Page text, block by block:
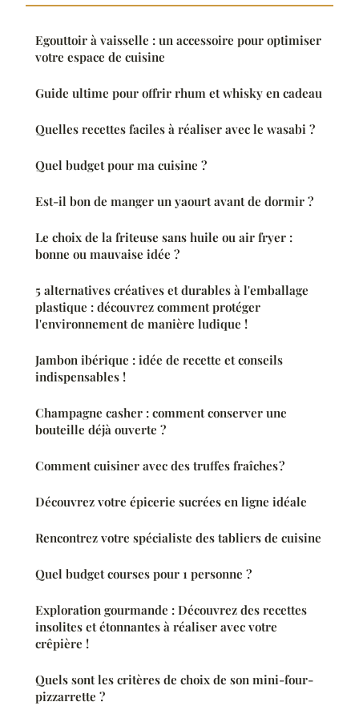
Egouttoir à vaisselle : un accessoire pour optimiser
votre espace de cuisine
Guide ultime pour offrir rhum et whisky en cadeau
Quelles recettes faciles à réaliser avec le wasabi ?
Quel budget pour ma cuisine ?
Est-il bon de manger un yaourt avant de dormir ?
Le choix de la friteuse sans huile ou air fryer :
bonne ou mauvaise idée ?
5 alternatives créatives et durables à l'emballage
plastique : découvrez comment protéger
l'environnement de manière ludique !
Jambon ibérique : idée de recette et conseils
indispensables !
Champagne casher : comment conserver une
bouteille déjà ouverte ?
Comment cuisiner avec des truffes fraîches ?
Découvrez votre épicerie sucrées en ligne idéale
Rencontrez votre spécialiste des tabliers de cuisine
Quel budget courses pour 1 personne ?
Exploration gourmande : Découvrez des recettes
insolites et étonnantes à réaliser avec votre
crêpière !
Quels sont les critères de choix de son mini-four-
pizzarrette ?